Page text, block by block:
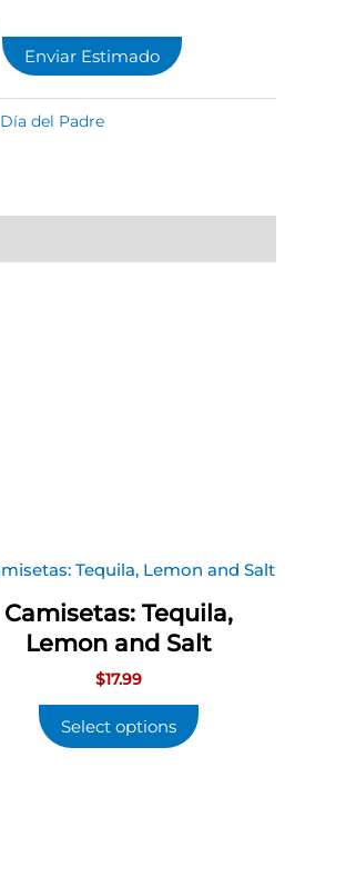
Enviar Estimado
Día del Padre
Camisetas: Tequila,
Lemon and Salt
$17.99
Select options